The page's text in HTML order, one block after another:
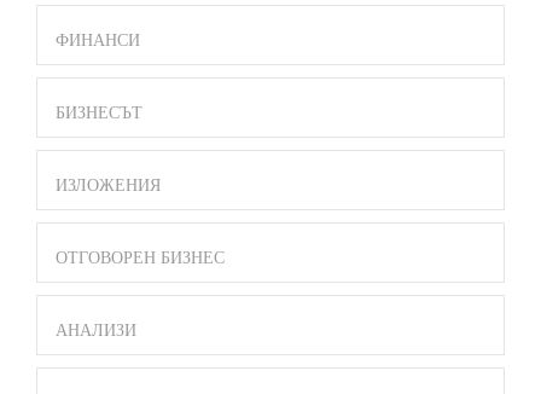
ФИНАНСИ
БИЗНЕСЪТ
ИЗЛОЖЕНИЯ
ОТГОВОРЕН БИЗНЕС
АНАЛИЗИ